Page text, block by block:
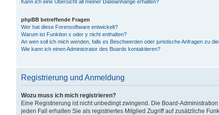
Kann ich eine Übersicht all meiner Dateianhänge erhalten?
phpBB betreffende Fragen
Wer hat diese Forensoftware entwickelt?
Warum ist Funktion x oder y nicht enthalten?
An wen soll ich mich wenden, falls es Beschwerden oder juristische Anfragen zu
Wie kann ich einen Administrator des Boards kontaktieren?
Registrierung und Anmeldung
Wozu muss ich mich registrieren?
Eine Registrierung ist nicht unbedingt zwingend. Die Board-
jeden Fall erhalten Sie als registriertes Mitglied Zugriff auf zusätzliche